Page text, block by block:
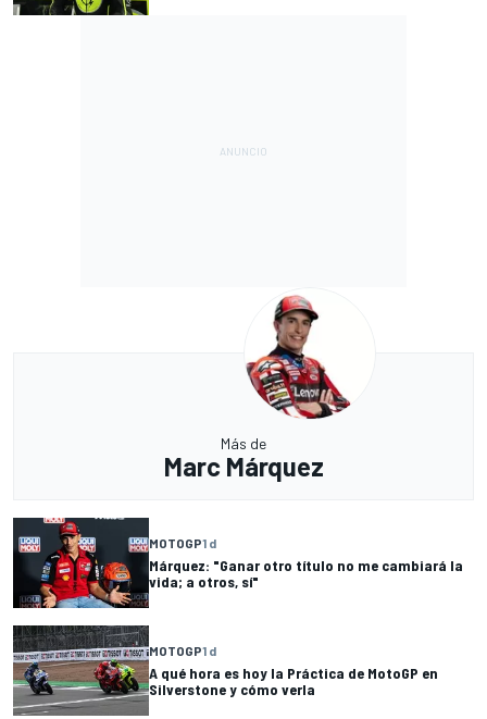
Más de
Marc Márquez
MOTOGP1 d
Márquez: "Ganar otro título no me cambiará la
vida; a otros, sí"
MOTOGP1 d
A qué hora es hoy la Práctica de MotoGP en
Silverstone y cómo verla